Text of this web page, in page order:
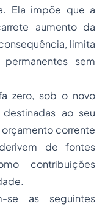
Ela impõe que a
aumento da
limita
sem
zero, sob o novo
ao seu
corrente
de fontes
contribuições
se as seguintes